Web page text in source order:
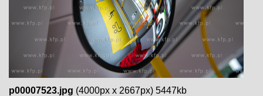
p00007523.jpg (4000px x 2667px) 5447kb